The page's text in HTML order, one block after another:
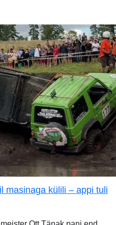
masinaga külili – appi tuli